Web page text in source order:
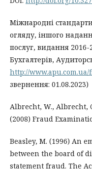
Міжнародні
огляду, іншого
послуг, видання
Бухгалтерів,
http://www.apu.com.ua/
звернення: 01.08.2023)
Albrecht, W., Albrecht,
(2008) Fraud
Beasley, M. (1996) An
between the board of
statement fraud. The